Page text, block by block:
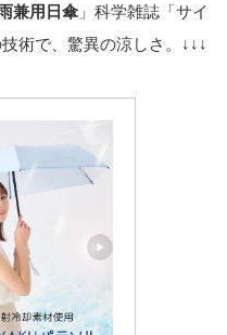
兼用日傘 」科学雑誌「サイ
術で、驚異の涼しさ。↓↓↓